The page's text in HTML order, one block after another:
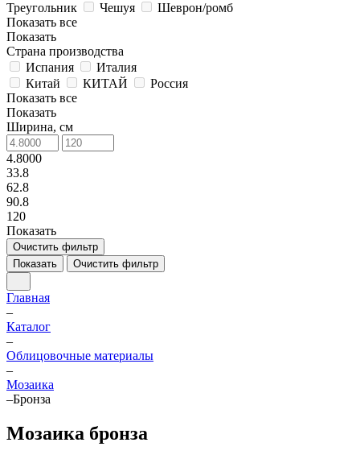
Треугольник
Чешуя
Шеврон/ромб
Показать все
Показать
Страна производства
Испания
Италия
Китай
КИТАЙ
Россия
Показать все
Показать
Ширина, см
4.8000
33.8
62.8
90.8
120
Показать
Очистить фильтр
Показать
Очистить фильтр
Главная
–
Каталог
–
Облицовочные материалы
–
Мозаика
–Бронза
Мозаика бронза